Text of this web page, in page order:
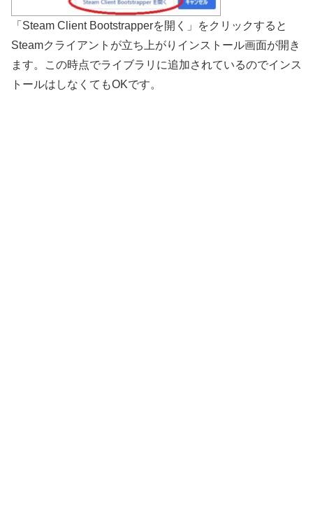
「Steam Client Bootstrapperを開く」をクリックすると
Steamクライアントが立ち上がりインストール画面が開き
ます。この時点でライブラリに追加されているのでインス
トールはしなくてもOKです。